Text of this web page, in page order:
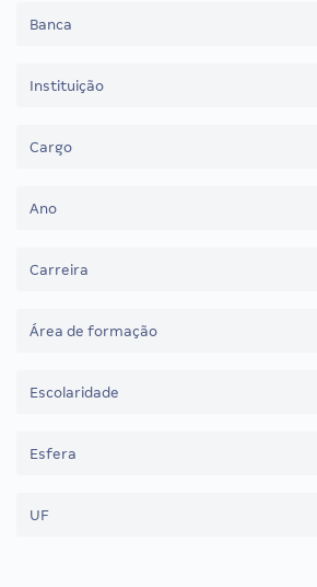
Banca
Instituição
Cargo
Ano
Carreira
Área de formação
Escolaridade
Esfera
UF